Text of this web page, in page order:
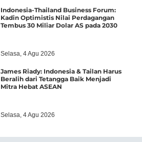
Indonesia-Thailand Business Forum:
Kadin Optimistis Nilai Perdagangan
Tembus 30 Miliar Dolar AS pada 2030
Selasa, 4 Agu 2026
James Riady: Indonesia & Tailan Harus
Beralih dari Tetangga Baik Menjadi
Mitra Hebat ASEAN
Selasa, 4 Agu 2026